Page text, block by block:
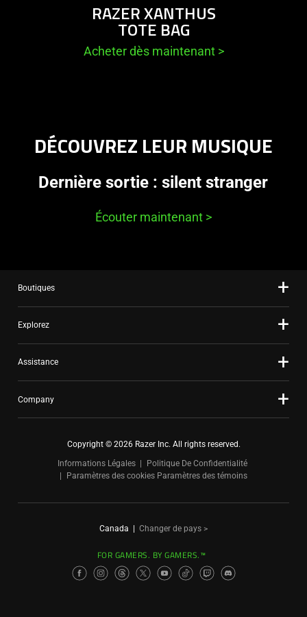
RAZER XANTHUS
TOTE BAG
Acheter dès maintenant >
DÉCOUVREZ LEUR MUSIQUE
Dernière sortie : silent stranger
Écouter maintenant >
Boutiques
Explorez
Assistance
Company
Copyright © 2026 Razer Inc. All rights reserved.
Informations Légales
Politique De Confidentialité
Paramètres des cookies Paramètres des témoins
Canada Changer de pays >
FOR GAMERS. BY GAMERS.™